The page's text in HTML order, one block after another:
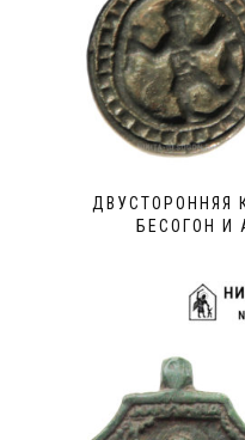
ДВУСТОРОННЯЯ
БЕСОГОН И